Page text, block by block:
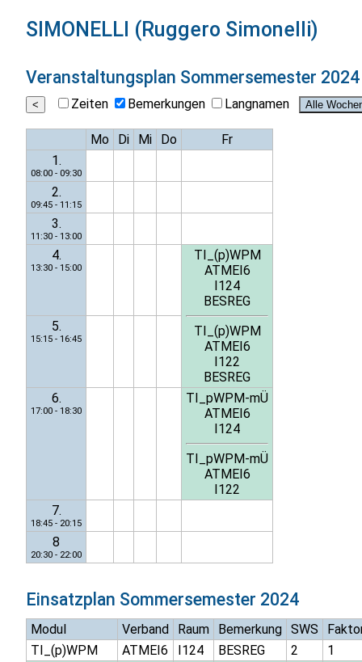
SIMONELLI (Ruggero Simonelli)
Veranstaltungsplan Sommersemester 2024
Zeiten Bemerkungen Langnamen
Mo Di Mi Do
Fr
1.
08:00 - 09:30
2.
09:45 - 11:15
3.
11:30 - 13:00
4.
13:30 - 15:00
TI_(p)WPM
ATMEI6
I124
BESREG
TI_(p)WPM
ATMEI6
I122
BESREG
5.
15:15 - 16:45
6.
17:00 - 18:30
TI_pWPM-mÜ
ATMEI6
I124
TI_pWPM-mÜ
ATMEI6
I122
7.
18:45 - 20:15
8
20:30 - 22:00
Einsatzplan Sommersemester 2024
Modul Verband Raum Bemerkung SWS
TI_(p)WPM
ATMEI6 I124 BESREG 2
1